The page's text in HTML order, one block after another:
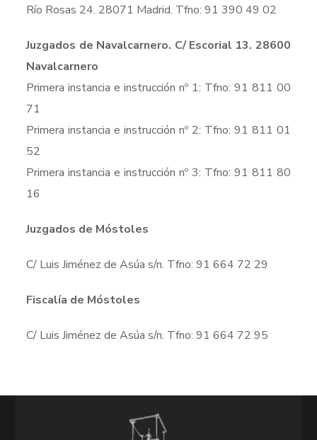
Río Rosas 24. 28071 Madrid. Tfno: 91 390 49 02
Juzgados de Navalcarnero. C/ Escorial 13. 28600
Navalcarnero
Primera instancia e instrucción nº 1: Tfno: 91 811 00
71
Primera instancia e instrucción nº 2: Tfno: 91 811 01
52
Primera instancia e instrucción nº 3: Tfno: 91 811 80
16
Juzgados de Móstoles
C/ Luis Jiménez de Asúa s/n. Tfno: 91 664 72 29
Fiscalía de Móstoles
C/ Luis Jiménez de Asúa s/n. Tfno: 91 664 72 95